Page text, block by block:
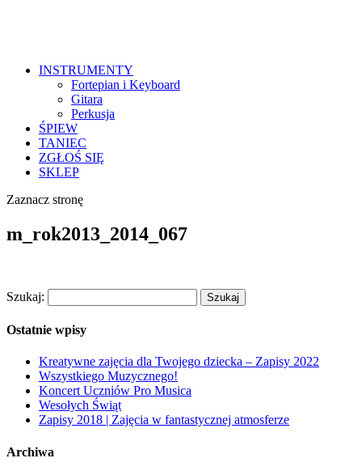
INSTRUMENTY
Fortepian i Keyboard
Gitara
Perkusja
ŚPIEW
TANIEC
ZGŁOŚ SIĘ
SKLEP
Zaznacz stronę
m_rok2013_2014_067
Szukaj:
Ostatnie wpisy
Kreatywne zajęcia dla Twojego dziecka – Zapisy 2022
Wszystkiego Muzycznego!
Koncert Uczniów Pro Musica
Wesołych Świąt
Zapisy 2018 | Zajęcia w fantastycznej atmosferze
Archiwa